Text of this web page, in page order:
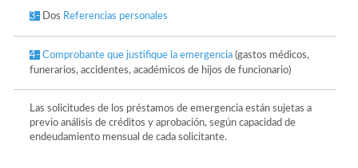
3- Dos Referencias personales
4- Comprobante que justifique la emergencia (gastos médicos,
funerarios, accidentes, académicos de hijos de funcionario)
Las solicitudes de los préstamos de emergencia están sujetas a
previo análisis de créditos y aprobación, según capacidad de
endeudamiento mensual de cada solicitante.